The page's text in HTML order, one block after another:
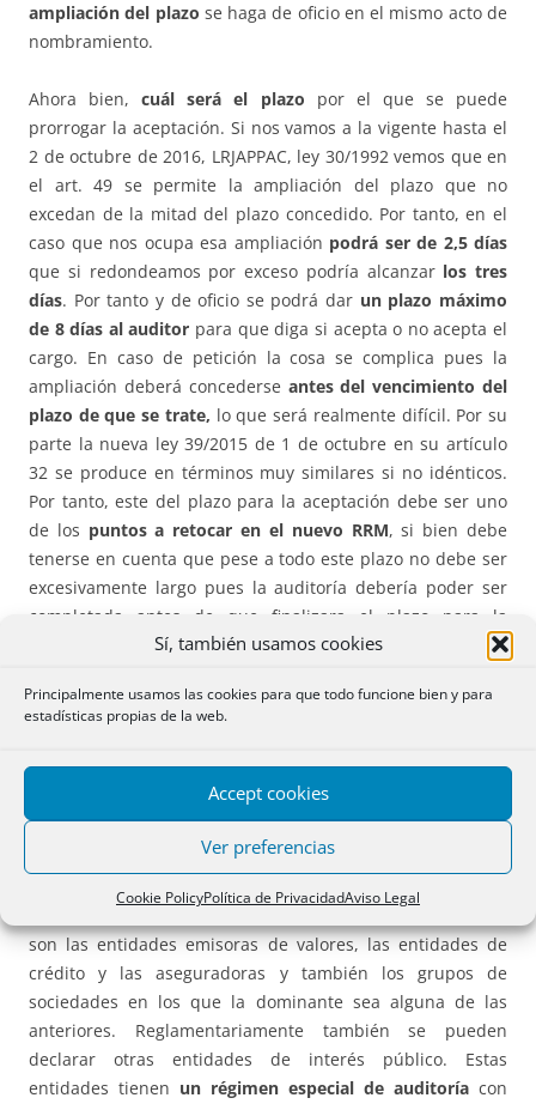
Sí, también usamos cookies
Principalmente usamos las cookies para que todo funcione bien y para
estadísticas propias de la web.
Accept cookies
Ver preferencias
Cookie PolicyPolítica de PrivacidadAviso Legal
ampliación del plazo se haga de oficio en el mismo acto de
nombramiento.
Ahora bien,cuál será el plazo por el que se puede
prorrogar la aceptación. Si nos vamos a la vigente hasta el
2 de octubre de 2016, LRJAPPAC, ley 30/1992 vemos que en
el art. 49 se permite la ampliación del plazo que no
excedan de la mitad del plazo concedido. Por tanto, en el
caso que nos ocupa esa ampliación podrá ser de 2,5 días
que si redondeamos por exceso podría alcanzar los tres
días. Por tanto y de oficio se podrá dar un plazo máximo
de 8 días al auditor para que diga si acepta o no acepta el
cargo. En caso de petición la cosa se complica pues la
ampliación deberá concederse antes del vencimiento del
plazo de que se trate, lo que será realmente difícil. Por su
parte la nueva ley 39/2015 de 1 de octubre en su artículo
32 se produce en términos muy similares si no idénticos.
Por tanto, este del plazo para la aceptación debe ser uno
de los puntos a retocar en el nuevo RRM, si bien debe
tenerse en cuenta que pese a todo este plazo no debe ser
excesivamente largo pues la auditoría debería poder ser
completada antes de que finalizara el plazo para la
aprobación de las cuentas anuales auditarlas. Prudente
4. Condicionantes para las llamadas entidades de
interés público.
Las entidades de interés público son aquellas a que se
son las entidades emisoras de valores, las entidades de
crédito y las aseguradoras y también los grupos de
sociedades en los que la dominante sea alguna de las
anteriores. Reglamentariamente también se pueden
declarar otras entidades de interés público. Estas
entidades tienen un régimen especial de auditoría con